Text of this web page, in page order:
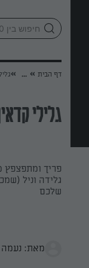
דף הבית »
...
»
גלילי
פריך ומתפצפץ
גלידה וניל
שלכם
מאת: נעמה